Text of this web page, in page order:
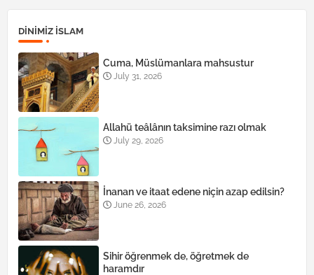
DINIMIZ ISLAM
Cuma, Müslümanlara mahsustur
July 31, 2026
Allahü teâlânın taksimine razı olmak
July 29, 2026
İnanan ve itaat edene niçin azap edilsin?
June 26, 2026
Sihir öğrenmek de, öğretmek de
haramdır